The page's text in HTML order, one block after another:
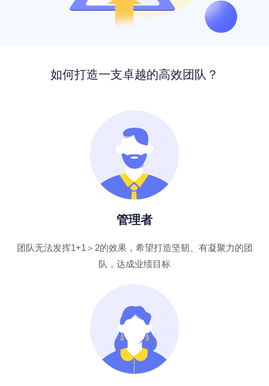
如何打造一支卓越的高效团队？
管理者
团队无法发挥1+1＞2的效果，希望打造坚韧、有凝聚力的团
队，达成业绩目标